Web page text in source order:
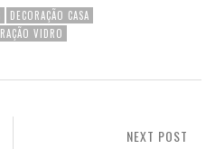
DECORAÇÃO CASA
VIDRO
NEXT POST